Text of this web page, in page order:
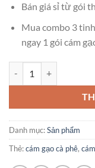
Bán giá sỉ từ gói
Mua combo 3
ngay 1 gói cám
Danh mục:Sản phẩm
Thẻ:cám gạo cà phê,